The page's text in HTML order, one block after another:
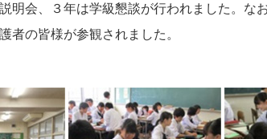
明会、３年は学級懇談が行われました。な
者の皆様が参観されました。